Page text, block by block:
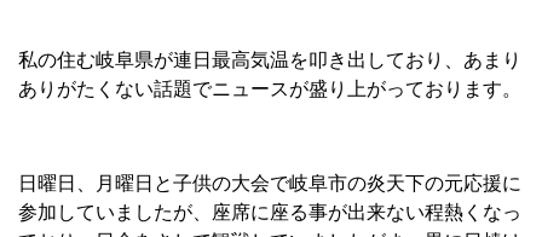
私の住む岐阜県が連日最高気温を叩き出しており、あまり
ありがたくない話題でニュースが盛り上がっております。
日曜日、月曜日と子供の大会で岐阜市の炎天下の元応援に
参加していましたが、座席に座る事が出来ない程熱くなっ